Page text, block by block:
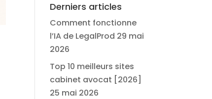
Derniers articles
Comment fonctionne
l’IA de LegalProd 29 mai
2026
Top 10 meilleurs sites
cabinet avocat [2026]
25 mai 2026